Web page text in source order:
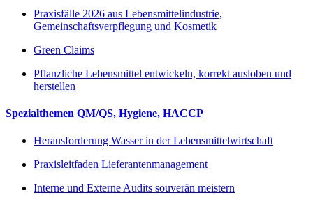
Praxisfälle 2026 aus Lebensmittelindustrie,
Gemeinschaftsverpflegung und Kosmetik
Green Claims
Pflanzliche Lebensmittel entwickeln, korrekt ausloben und
herstellen
Spezialthemen QM/QS, Hygiene, HACCP
Herausforderung Wasser in der Lebensmittelwirtschaft
Praxisleitfaden Lieferantenmanagement
Interne und Externe Audits souverän meistern